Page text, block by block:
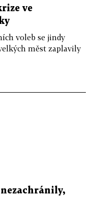
ve
voleb se jindy
měst zaplavily